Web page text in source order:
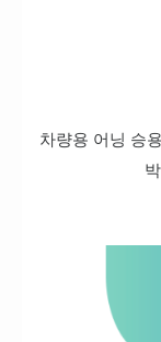
차량용 어닝 승